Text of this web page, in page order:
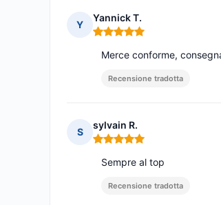
Y
Yannick T.
Nota: 5 su 5
Merce conforme,
Recensione tradotta
S
sylvain R.
Nota: 5 su 5
Sempre al top
Recensione tradotta